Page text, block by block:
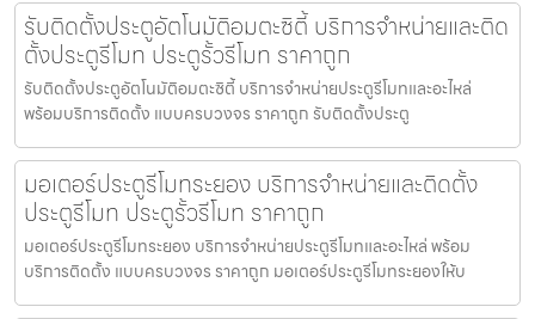
รับติดตั้งประตูอัตโนมัติอมตะซิตี้ บริการจำหน่ายและติด
ตั้งประตูรีโมท ประตูรั้วรีโมท ราคาถูก
รับติดตั้งประตูอัตโนมัติอมตะซิตี้ บริการจำหน่ายประตูรีโมทและอะไหล่
พร้อมบริการติดตั้ง แบบครบวงจร ราคาถูก รับติดตั้งประตู
มอเตอร์ประตูรีโมทระยอง บริการจำหน่ายและติดตั้ง
ประตูรีโมท ประตูรั้วรีโมท ราคาถูก
มอเตอร์ประตูรีโมทระยอง บริการจำหน่ายประตูรีโมทและอะไหล่ พร้อม
บริการติดตั้ง แบบครบวงจร ราคาถูก มอเตอร์ประตูรีโมทระยองให้บ